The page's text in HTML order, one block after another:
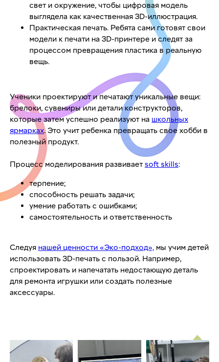
свет и окружение, чтобы цифровая модель
выглядела как качественная 3D-иллюстрация.
Практическая печать. Ребята сами готовят свои
модели к печати на 3D-принтере и следят за
процессом превращения пластика в реальную
вещь.
Ученики проектируют и печатают уникальные вещи:
брелоки, сувениры или детали конструкторов,
которые затем успешно реализуют на школьных
ярмарках. Это учит ребенка превращать свое хобби в
полезный продукт.
Процесс моделирования развиваетsoft skills:
терпение;
способность решать задачи;
умение работать с ошибками;
самостоятельность и ответственность
Следуя нашей ценности «Эко-подход», мы учим детей
использовать 3D-печать с пользой. Например,
спроектировать и напечатать недостающую деталь
для ремонта игрушки или создать полезные
аксессуары.